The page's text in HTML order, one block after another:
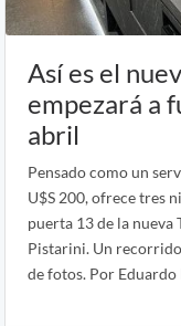
Así es el
empezará a
abril
Pensado como un
U$S 200, ofrece tres
puerta 13 de la
Pistarini. Un
de fotos. Por Eduardo